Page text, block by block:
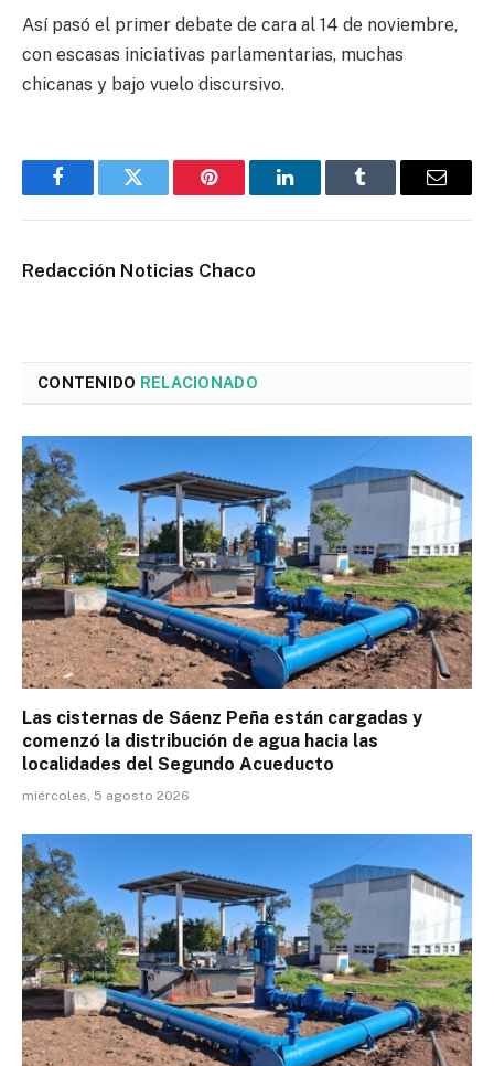
Así pasó el primer debate de cara al 14 de noviembre,
con escasas iniciativas parlamentarias, muchas
chicanas y bajo vuelo discursivo.
FacebookTwitter Pinterest LinkedInTumblr Email
Redacción Noticias Chaco
CONTENIDO RELACIONADO
Las cisternas de Sáenz Peña están cargadas y
comenzó la distribución de agua hacia las
localidades del Segundo Acueducto
miércoles, 5 agosto 2026